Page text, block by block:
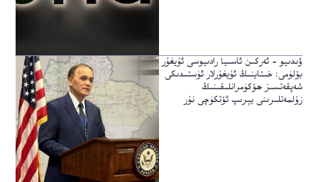
ۋىدىيو – ئەركىن ئاسىيا رادىيوسى ئۇيغۇر
بۆلۈمى: خىتاينىڭ ئۇيغۇرلار ئۈستىدىكى
شەپقەتسىز ھۆكۈمرانلىقىنىڭ
زۇلمەتلىرىنى يېرىپ ئۆتكۈچى نۇر